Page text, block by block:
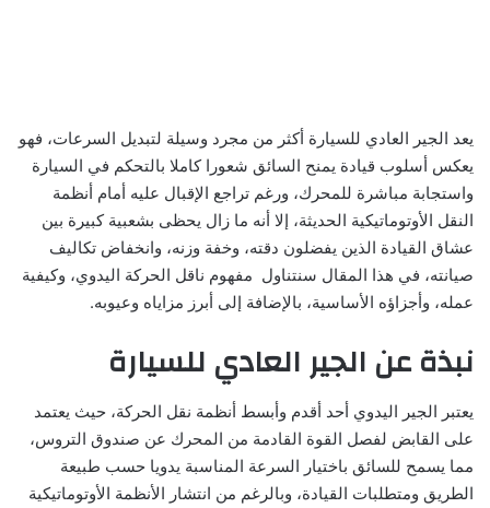
يعد الجير العادي للسيارة أكثر من مجرد وسيلة لتبديل السرعات، فهو
يعكس أسلوب قيادة يمنح السائق شعورا كاملا بالتحكم في السيارة
واستجابة مباشرة للمحرك، ورغم تراجع الإقبال عليه أمام أنظمة
النقل الأوتوماتيكية الحديثة، إلا أنه ما زال يحظى بشعبية كبيرة بين
عشاق القيادة الذين يفضلون دقته، وخفة وزنه، وانخفاض تكاليف
صيانته، في هذا المقال سنتناول مفهوم ناقل الحركة اليدوي، وكيفية
عمله، وأجزاؤه الأساسية، بالإضافة إلى أبرز مزاياه وعيوبه.
نبذة عن الجير العادي للسيارة
يعتبر الجير اليدوي أحد أقدم وأبسط أنظمة نقل الحركة، حيث يعتمد
على القابض لفصل القوة القادمة من المحرك عن صندوق التروس،
مما يسمح للسائق باختيار السرعة المناسبة يدويا حسب طبيعة
الطريق ومتطلبات القيادة، وبالرغم من انتشار الأنظمة الأوتوماتيكية